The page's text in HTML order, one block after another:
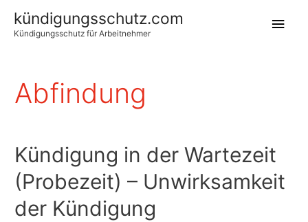
kündigungsschutz.com
Kündigungsschutz für Arbeitnehmer
Abfindung
Kündigung in der Wartezeit
(Probezeit) – Unwirksamkeit
der Kündigung